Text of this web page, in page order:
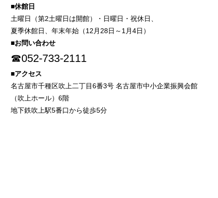
■休館日
土曜日（第2土曜日は開館）・日曜日・祝休日、
夏季休館日、年末年始（12月28日～1月4日）
■お問い合わせ
☎052-733-2111
■アクセス
名古屋市千種区吹上二丁目6番3号 名古屋市中小企業振興会館
（吹上ホール）6階
地下鉄吹上駅5番口から徒歩5分